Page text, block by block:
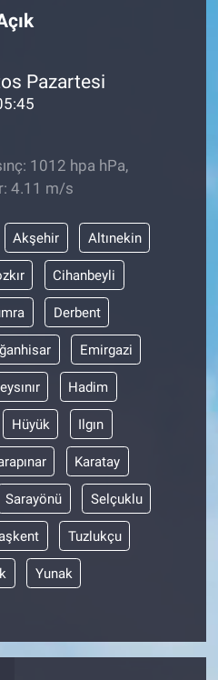
Pazartesi
1012 hpa hPa,
4.11 m/s
Akşehir Altınekin
Cihanbeyli
Derbent
Emirgazi
Hadim
Hüyük Ilgın
Karatay
Sarayönü Selçuklu
Tuzlukçu
Yunak